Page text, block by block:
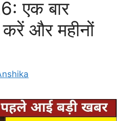
एक बार
और महीनों